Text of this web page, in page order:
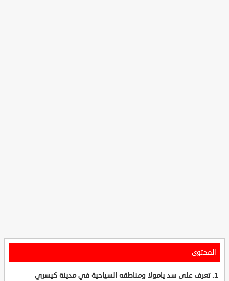
المحتوى
تعرف على سد يامولا ومناطقه السياحية في مدينة كيسري